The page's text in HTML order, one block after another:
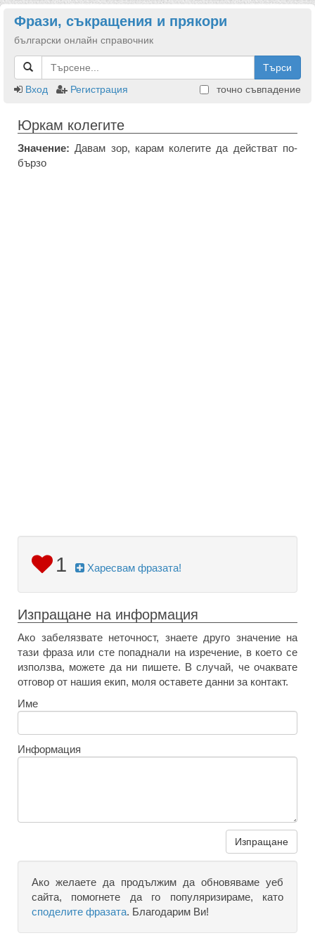
Фрази, съкращения и прякори
български онлайн справочник
Търси
Вход
Регистрация точно съвпадение
Юркам колегите
Значение: Давам зор, карам колегите да действат по-
бързо
1 Харесвам фразата!
Изпращане на информация
Ако забелязвате неточност, знаете друго значение на
тази фраза или сте попаднали на изречение, в което се
използва, можете да ни пишете. В случай, че очаквате
отговор от нашия екип, моля оставете данни за контакт.
Име
Информация
Изпращане
Ако желаете да продължим да обновяваме уеб
сайта, помогнете да го популяризираме, като
споделите фразата. Благодарим Ви!